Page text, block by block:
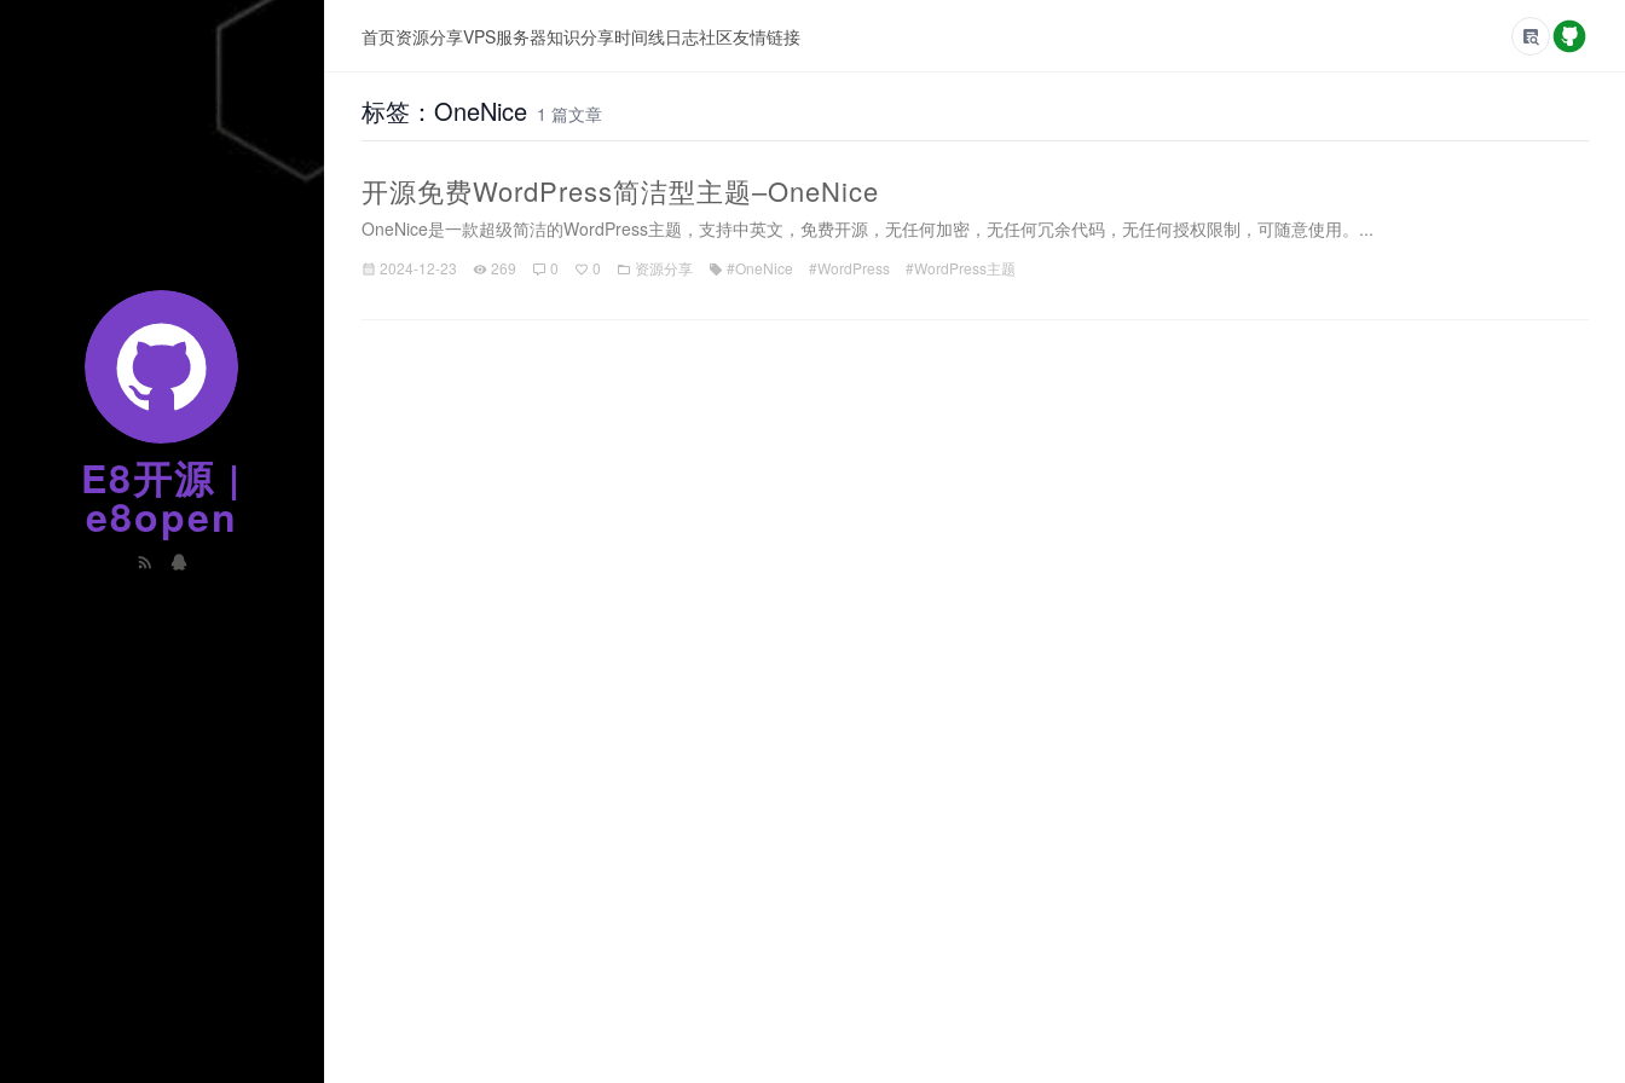
E8开源 |
e8open
首页资源分享VPS服务器知识分享时间线日志社区友情链接
标签：OneNice 1 篇文章
开源免费WordPress简洁型主题–OneNice
OneNice是一款超级简洁的WordPress主题，支持中英文，免费开源，无任何加密，无任何冗余代码，无任何授权限制，可随意使用。...
2024-12-23 269 0 0 资源分享 #OneNice #WordPress #WordPress主题